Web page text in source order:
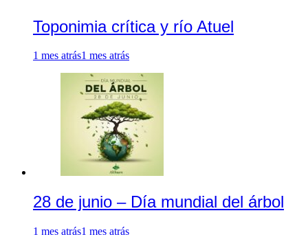
Toponimia crítica y río Atuel
1 mes atrás1 mes atrás
28 de junio – Día mundial del árbol
1 mes atrás1 mes atrás